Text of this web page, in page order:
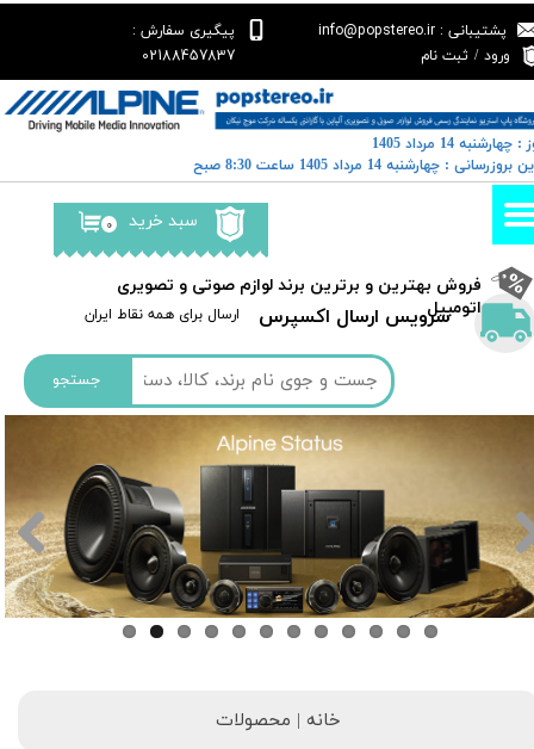
جستجو
سرویس ارسال اکسپرس ​​ارسال برای همه نقاط ایران
پشتیبانی : info@popstereo.ir
پیگیری سفارش :
02188457837
ورود / ثبت نام
حساب کاربری من
تغییر گذر واژه
سفارشات
خروج از حساب کاربری
۰ سبد خرید
​فروش بهترین و برترین برند لوازم صوتی و تصویری
اتومبیل​​​​​​​
14 مرداد 1405
: چهارشنبه 14 مرداد 1405 ساعت 8:30 صبح
خانه | محصولات